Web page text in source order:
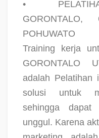
•
GORONTALO,
POHUWATO
Training kerja
GORONTALO
adalah Pelatihan
solusi untuk
sehingga dapat
unggul. Karena